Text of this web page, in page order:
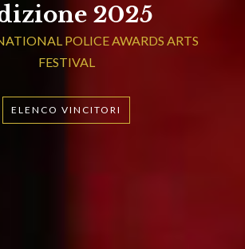
2025
POLICE AWARDS ARTS
FESTIVAL
ELENCO VINCITORI